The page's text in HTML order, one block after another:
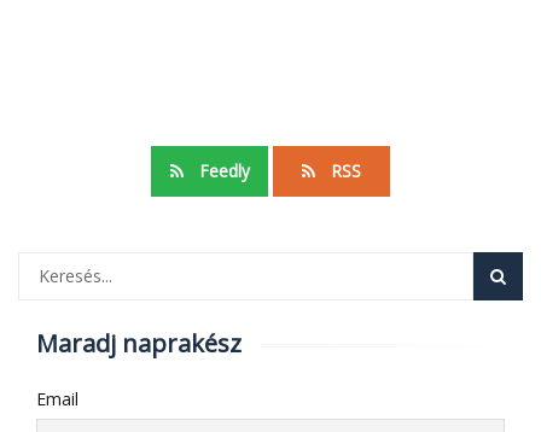
Feedly RSS
Maradj naprakész
Email